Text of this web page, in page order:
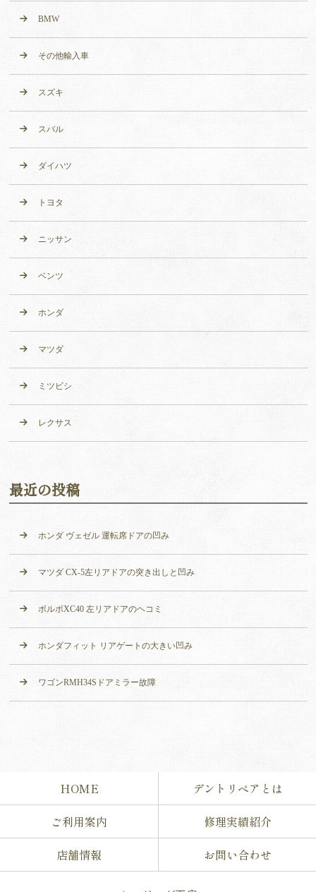
BMW
その他輸入車
スズキ
スバル
ダイハツ
トヨタ
ニッサン
ベンツ
ホンダ
マツダ
ミツビシ
レクサス
最近の投稿
ホンダ ヴェゼル 運転席ドアの凹み
マツダ CX-5左リアドアの突き出しと凹み
ボルボXC40 左リアドアのヘコミ
ホンダフィット リアゲートの大きい凹み
ワゴンRMH34Sドアミラー故障
HOME
デントリペアとは
ご利用案内
修理実績紹介
店舗情報
お問い合わせ